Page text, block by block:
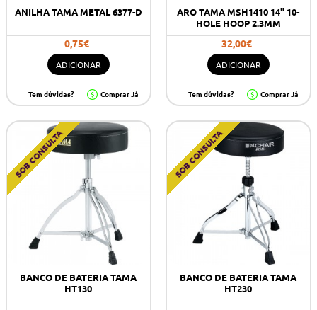
ANILHA TAMA METAL 6377-D
0,75€
ADICIONAR
Tem dúvidas? Comprar Já
ARO TAMA MSH1410 14" 10-
HOLE HOOP 2.3MM
32,00€
ADICIONAR
Tem dúvidas? Comprar Já
SOB CONSULTA
BANCO DE BATERIA TAMA
HT130
SOB CONSULTA
BANCO DE BATERIA TAMA
HT230